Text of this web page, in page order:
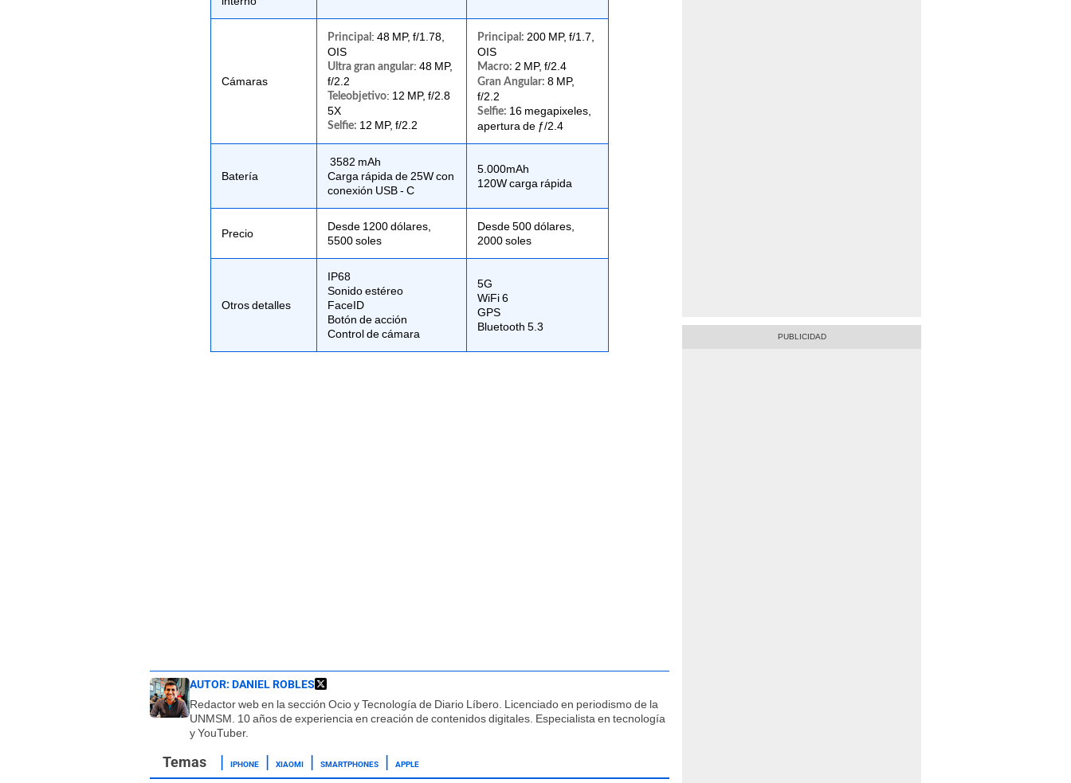
Cámaras
Principal : 48 MP, f/1.78,
OIS
Ultra gran angular: 48 MP,
f/2.2
Teleobjetivo: 12 MP, f/2.8
5X
Selfie: 12 MP, f/2.2
Principal: 200 MP, f/1.7,
OIS
Macro: 2 MP, f/2.4
Gran Angular: 8 MP,
f/2.2
Selfie: 16 megapixeles,
apertura de ƒ/2.4
Batería
3582 mAh
Carga rápida de 25W con
conexión USB - C
5.000mAh
120W carga rápida
Precio
Desde 1200 dólares,
5500 soles
Desde 500 dólares,
2000 soles
Otros detalles
IP68
Sonido estéreo
FaceID
Botón de acción
Control de cámara
5G
WiFi 6
GPS
Bluetooth 5.3
AUTOR: DANIEL ROBLES
Redactor web en la sección Ocio y Tecnología de Diario Líbero. Licenciado en periodismo de la
UNMSM. 10 años de experiencia en creación de contenidos digitales. Especialista en tecnología
y YouTuber.
IPHONE XIAOMI SMARTPHONES APPLE